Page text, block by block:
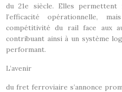
du 21e siècle. Elles permettent
l’efficacité opérationnelle,
compétitivité du rail face aux
contribuant ainsi à un système
performant.
L’avenir
du fret ferroviaire s’annonce